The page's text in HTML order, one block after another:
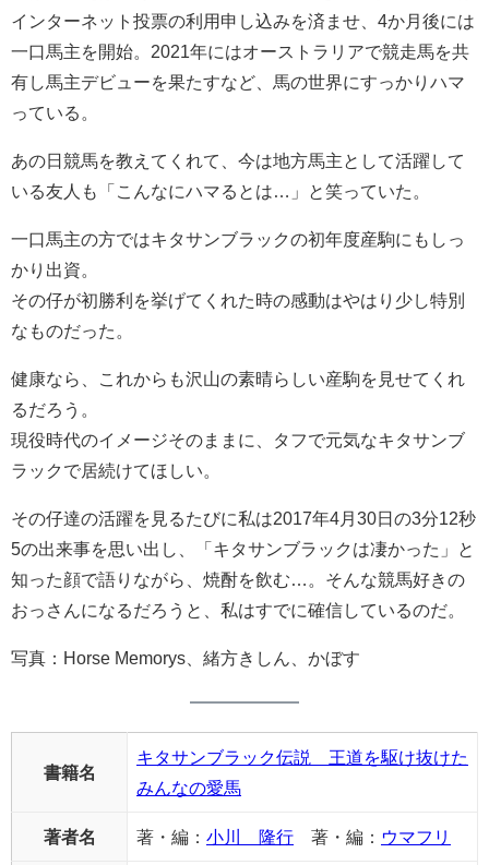
インターネット投票の利用申し込みを済ませ、4か月後には
一口馬主を開始。2021年にはオーストラリアで競走馬を共
有し馬主デビューを果たすなど、馬の世界にすっかりハマ
っている。
あの日競馬を教えてくれて、今は地方馬主として活躍して
いる友人も「こんなにハマるとは…」と笑っていた。
一口馬主の方ではキタサンブラックの初年度産駒にもしっ
かり出資。
その仔が初勝利を挙げてくれた時の感動はやはり少し特別
なものだった。
健康なら、これからも沢山の素晴らしい産駒を見せてくれ
るだろう。
現役時代のイメージそのままに、タフで元気なキタサンブ
ラックで居続けてほしい。
その仔達の活躍を見るたびに私は2017年4月30日の3分12秒
5の出来事を思い出し、「キタサンブラックは凄かった」と
知った顔で語りながら、焼酎を飲む…。そんな競馬好きの
おっさんになるだろうと、私はすでに確信しているのだ。
写真：Horse Memorys、緒方きしん、かぼす
書籍名
キタサンブラック伝説 王道を駆け抜けた
みんなの愛馬
著者名 著・編： 小川 隆行 著・編： ウマフリ